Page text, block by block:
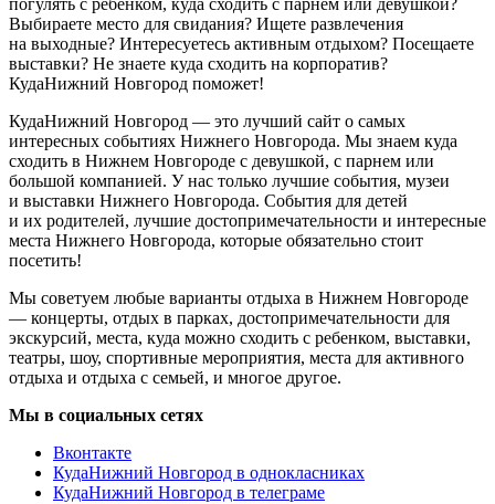
Выбираете место для свидания? Ищете развлечения
на выходные? Интересуетесь активным отдыхом? Посещаете
выставки? Не знаете куда сходить на корпоратив?
КудаНижний Новгород поможет!
КудаНижний Новгород — это лучший сайт о самых
интересных событиях Нижнего Новгорода. Мы знаем куда
сходить в Нижнем Новгороде с девушкой, с парнем или
большой компанией. У нас только лучшие события, музеи
и выставки Нижнего Новгорода. События для детей
и их родителей, лучшие достопримечательности и интересные
места Нижнего Новгорода, которые обязательно стоит
посетить!
Мы советуем любые варианты отдыха в Нижнем Новгороде
— концерты, отдых в парках, достопримечательности для
экскурсий, места, куда можно сходить с ребенком, выставки,
театры, шоу, спортивные мероприятия, места для активного
отдыха и отдыха с семьей, и многое другое.
Мы в социальных сетях
Вконтакте
КудаНижний Новгород в однокласниках
КудаНижний Новгород в телеграме